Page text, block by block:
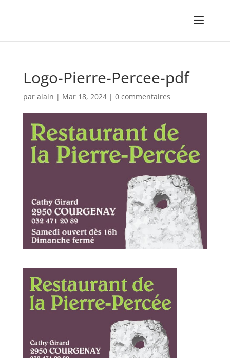
Logo-Pierre-Percee-pdf
par alain | Mar 18, 2024| 0 commentaires